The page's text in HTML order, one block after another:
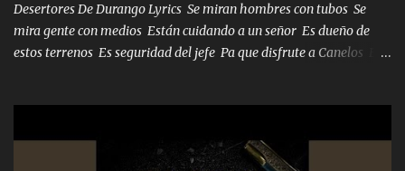
Desertores De Durango Lyrics Se miran hombres con tubos Se
mira gente con medios Están cuidando a un señor Es dueño de
estos terrenos Es seguridad del jefe Pa que disfrute a Canelos Es
ni tampoco las mujeres porque es platica de grandes por eso hay
que estar alegres doy las instrucciones para atender los deberes